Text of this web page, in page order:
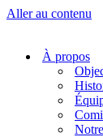
Aller au contenu
À propos